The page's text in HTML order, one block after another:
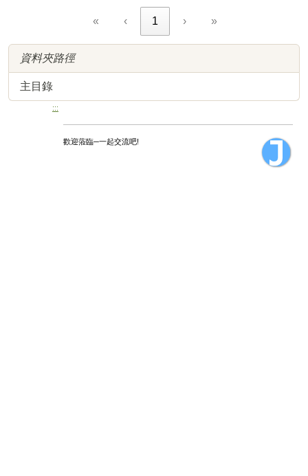
« ‹ 1 › »
資料夾路徑
主目錄
:::
歡迎蒞臨─一起交流吧!